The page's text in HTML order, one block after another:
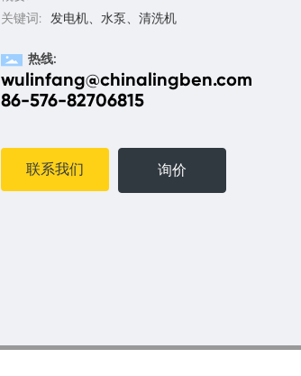
关键词:
发电机、水泵、清洗机
热线:
wulinfang@chinalingben.com
86-576-82706815
联系我们 询价